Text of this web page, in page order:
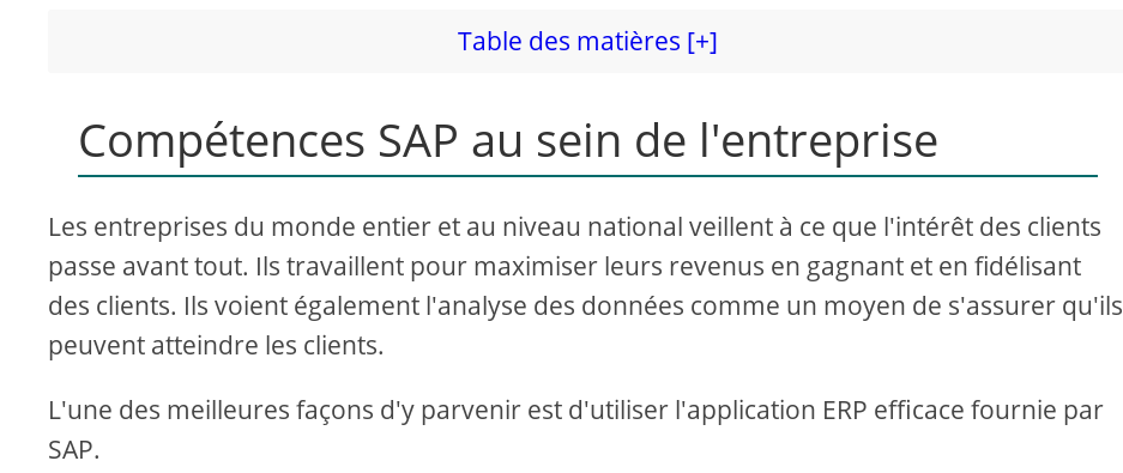
V
d
e
o
Table des matières [+]
Compétences SAP au sein de l'entreprise
Les entreprises du monde entier et au niveau national veillent à ce que l'intérêt des clients
passe avant tout. Ils travaillent pour maximiser leurs revenus en gagnant et en fidélisant
des clients. Ils voient également l'analyse des données comme un moyen de s'assurer qu'ils
peuvent atteindre les clients.
L'une des meilleures façons d'y parvenir est d'utiliser l'application ERP efficace fournie par
SAP.